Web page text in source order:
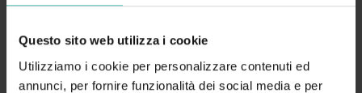
Questo sito web utilizza i cookie
Utilizziamo i cookie per personalizzare contenuti ed
annunci, per fornire funzionalità dei social media e per